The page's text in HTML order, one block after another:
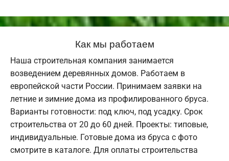
Как мы работаем
Наша строительная компания занимается
возведением деревянных домов. Работаем в
европейской части России. Принимаем заявки на
летние и зимние дома из профилированного бруса.
Варианты готовности: под ключ, под усадку. Срок
строительства от 20 до 60 дней. Проекты: типовые,
индивидуальные. Готовые дома из бруса с фото
смотрите в каталоге. Для оплаты строительства